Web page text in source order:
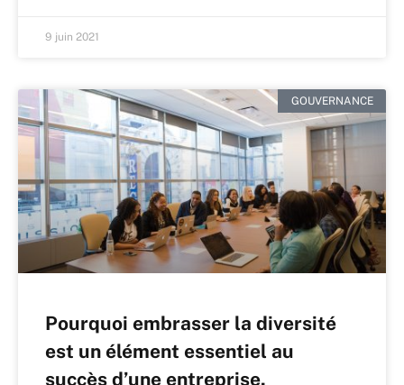
9 juin 2021
GOUVERNANCE
Pourquoi embrasser la diversité
est un élément essentiel au
succès d’une entreprise.